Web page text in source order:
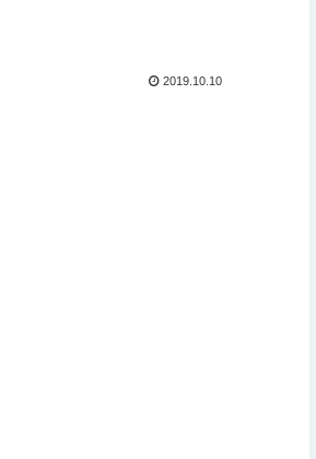
2019.10.10